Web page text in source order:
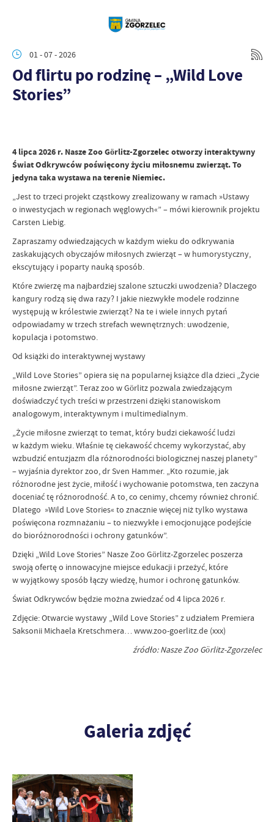
01 - 07 - 2026
Od flirtu po rodzinę – „Wild Love
Stories”
4 lipca 2026 r. Nasze Zoo Görlitz-Zgorzelec otworzy interaktywny
Świat Odkrywców poświęcony życiu miłosnemu zwierząt. To
jedyna taka wystawa na terenie Niemiec.
„Jest to trzeci projekt cząstkowy zrealizowany w ramach »Ustawy
o inwestycjach w regionach węglowych«” – mówi kierownik projektu
Carsten Liebig.
Zapraszamy odwiedzających w każdym wieku do odkrywania
zaskakujących obyczajów miłosnych zwierząt – w humorystyczny,
ekscytujący i poparty nauką sposób.
Które zwierzę ma najbardziej szalone sztuczki uwodzenia? Dlaczego
kangury rodzą się dwa razy? I jakie niezwykłe modele rodzinne
występują w królestwie zwierząt? Na te i wiele innych pytań
odpowiadamy w trzech strefach wewnętrznych: uwodzenie,
kopulacja i potomstwo.
Od książki do interaktywnej wystawy
„Wild Love Stories” opiera się na popularnej książce dla dzieci „Życie
miłosne zwierząt”. Teraz zoo w Görlitz pozwala zwiedzającym
doświadczyć tych treści w przestrzeni dzięki stanowiskom
analogowym, interaktywnym i multimedialnym.
„Życie miłosne zwierząt to temat, który budzi ciekawość ludzi
w każdym wieku. Właśnie tę ciekawość chcemy wykorzystać, aby
wzbudzić entuzjazm dla różnorodności biologicznej naszej planety”
– wyjaśnia dyrektor zoo, dr Sven Hammer. „Kto rozumie, jak
różnorodne jest życie, miłość i wychowanie potomstwa, ten zaczyna
doceniać tę różnorodność. A to, co cenimy, chcemy również chronić.
Dlatego »Wild Love Stories« to znacznie więcej niż tylko wystawa
poświęcona rozmnażaniu – to niezwykłe i emocjonujące podejście
do bioróżnorodności i ochrony gatunków”.
Dzięki „Wild Love Stories” Nasze Zoo Görlitz-Zgorzelec poszerza
swoją ofertę o innowacyjne miejsce edukacji i przeżyć, które
w wyjątkowy sposób łączy wiedzę, humor i ochronę gatunków.
Świat Odkrywców będzie można zwiedzać od 4 lipca 2026 r.
Zdjęcie: Otwarcie wystawy „Wild Love Stories” z udziałem Premiera
Saksonii Michaela Kretschmera… www.zoo-goerlitz.de (xxx)
źródło: Nasze Zoo Görlitz-Zgorzelec
Galeria zdjęć